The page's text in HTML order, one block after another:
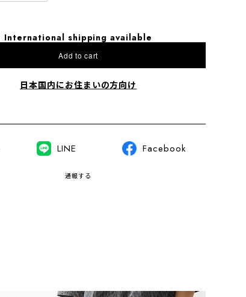
International shipping available
Add to cart
日本国内にお住まいの方向け
LINE Facebook
通報する